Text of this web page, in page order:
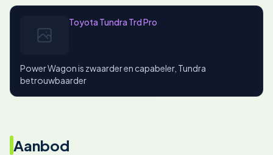
Toyota Tundra Trd Pro
Power Wagon is zwaarder en capabeler, Tundra
betrouwbaarder
Aanbod